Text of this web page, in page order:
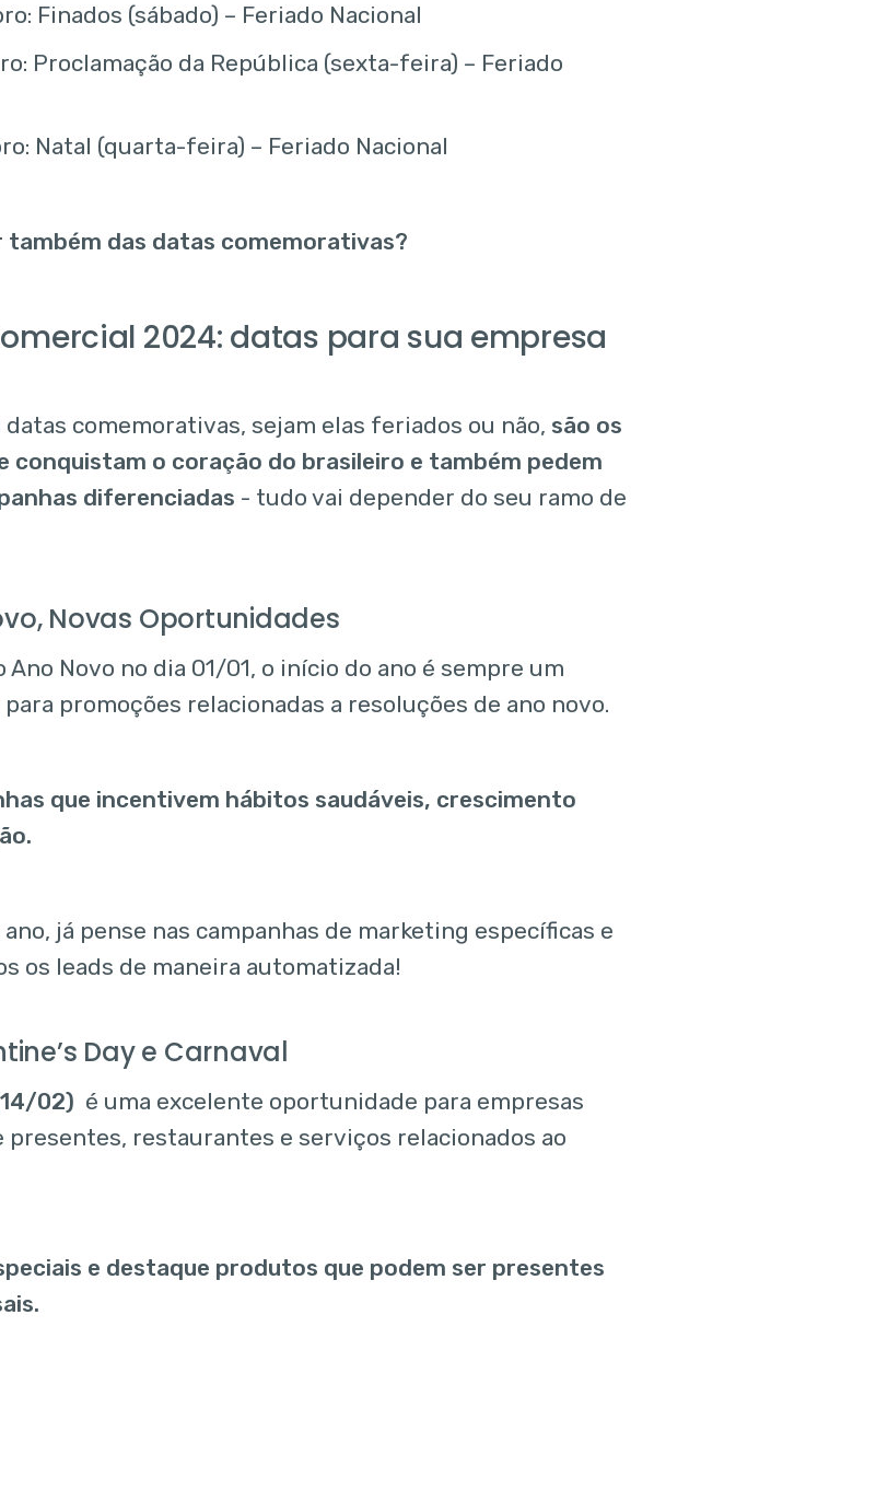
Finados (sábado) – Feriado Nacional
Proclamação da República (sexta-feira) – Feriado
Natal (quarta-feira) – Feriado Nacional
também das datas comemorativas?
2024: datas para sua empresa
datas comemorativas, sejam elas feriados ou não, são os
conquistam o coração do brasileiro e também pedem
diferenciadas - tudo vai depender do seu ramo de
Novas Oportunidades
Novo no dia 01/01, o início do ano é sempre um
promoções relacionadas a resoluções de ano novo.
que incentivem hábitos saudáveis, crescimento
já pense nas campanhas de marketing específicas e
os leads de maneira automatizada!
Day e Carnaval
02) é uma excelente oportunidade para empresas
presentes, restaurantes e serviços relacionados ao
e destaque produtos que podem ser presentes